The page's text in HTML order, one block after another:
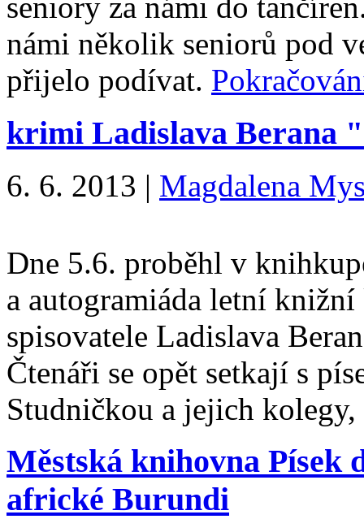
seniory za námi do
námi několik seniorů pod
přijelo podívat.
krimi Ladislava Berana
6. 6. 2013 | Magdalena
Dne 5.6. proběhl v
a autogramiáda letní
spisovatele Ladislava
Čtenáři se opět setkají s
Studničkou a jejich
Městská knihovna Písek
africké Burundi